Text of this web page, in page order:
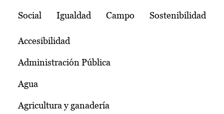
Social Igualdad Campo Sostenibilidad
Accesibilidad
Administración Pública
Agua
Agricultura y ganadería